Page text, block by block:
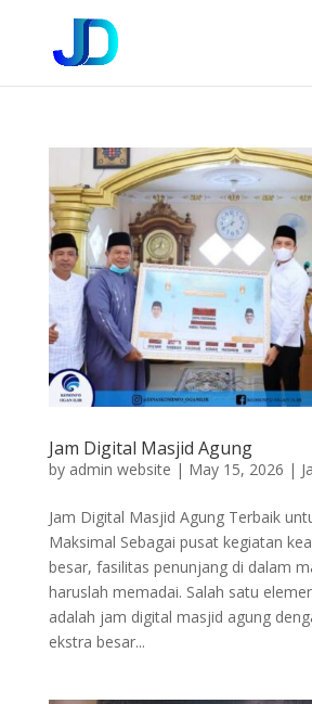
Jam Digital Masjid Agung
by admin website | May 15, 2026 |
Jam Digital Masjid Agung Terbaik
Maksimal Sebagai pusat kegiatan
besar, fasilitas penunjang di dalam
haruslah memadai. Salah satu
adalah jam digital masjid agung
ekstra besar...